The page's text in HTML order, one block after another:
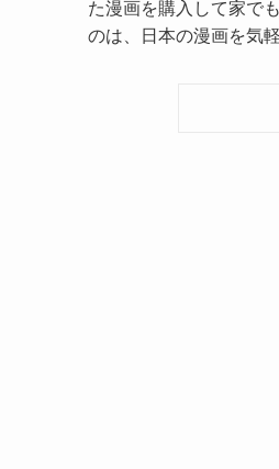
た漫画を購入して家で
のは、日本の漫画を気